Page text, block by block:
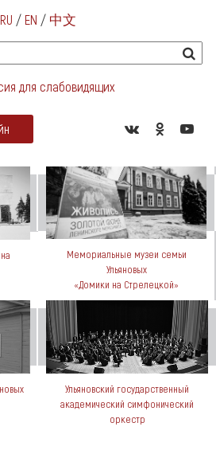
RU / EN / 中文
для слабовидящих
Мемориальные музеи семьи
Ульяновых
«Домики на Стрелецкой»
Ульяновский государственный
академический симфонический
оркестр